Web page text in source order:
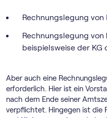
Rechnungslegung von
Rechnungslegung von
beispielsweise der KG
Aber auch eine
erforderlich. Hier ist ein
nach dem Ende seiner
verpflichtet. Hingegen ist die